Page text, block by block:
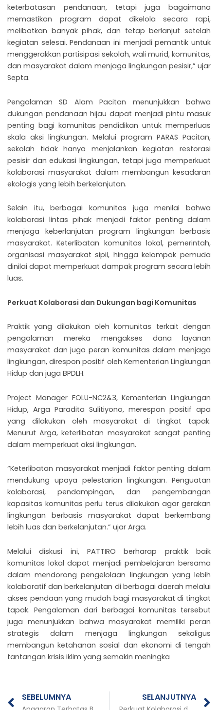
keterbatasan pendanaan, tetapi juga bagaimana
memastikan program dapat dikelola secara rapi,
melibatkan banyak pihak, dan tetap berlanjut setelah
kegiatan selesai. Pendanaan ini menjadi pemantik untuk
menggerakkan partisipasi sekolah, wali murid, komunitas,
dan masyarakat dalam menjaga lingkungan pesisir,” ujar
Septa.
Pengalaman SD Alam Pacitan menunjukkan bahwa
dukungan pendanaan hijau dapat menjadi pintu masuk
penting bagi komunitas pendidikan untuk memperluas
skala aksi lingkungan. Melalui program PARAS Pacitan,
sekolah tidak hanya menjalankan kegiatan restorasi
pesisir dan edukasi lingkungan, tetapi juga memperkuat
kolaborasi masyarakat dalam membangun kesadaran
ekologis yang lebih berkelanjutan.
Selain itu, berbagai komunitas juga menilai bahwa
kolaborasi lintas pihak menjadi faktor penting dalam
menjaga keberlanjutan program lingkungan berbasis
masyarakat. Keterlibatan komunitas lokal, pemerintah,
organisasi masyarakat sipil, hingga kelompok pemuda
dinilai dapat memperkuat dampak program secara lebih
luas.
Perkuat Kolaborasi dan Dukungan bagi Komunitas
Praktik yang dilakukan oleh komunitas terkait dengan
pengalaman mereka mengakses dana layanan
masyarakat dan juga peran komunitas dalam menjaga
lingkungan, direspon positif oleh Kementerian Lingkungan
Hidup dan juga BPDLH.
Project Manager FOLU-NC2&3, Kementerian Lingkungan
Hidup, Arga Paradita Sulitiyono, merespon positif apa
yang dilakukan oleh masyarakat di tingkat tapak.
Menurut Arga, keterlibatan masyarakat sangat penting
dalam memperkuat aksi lingkungan.
“Keterlibatan masyarakat menjadi faktor penting dalam
mendukung upaya pelestarian lingkungan. Penguatan
kolaborasi, pendampingan, dan pengembangan
kapasitas komunitas perlu terus dilakukan agar gerakan
lingkungan berbasis masyarakat dapat berkembang
lebih luas dan berkelanjutan.” ujar Arga.
Melalui diskusi ini, PATTIRO berharap praktik baik
komunitas lokal dapat menjadi pembelajaran bersama
dalam mendorong pengelolaan lingkungan yang lebih
kolaboratif dan berkelanjutan di berbagai daerah melalui
akses pendaan yang mudah bagi masyarakat di tingkat
tapak. Pengalaman dari berbagai komunitas tersebut
juga menunjukkan bahwa masyarakat memiliki peran
strategis dalam menjaga lingkungan sekaligus
membangun ketahanan sosial dan ekonomi di tengah
tantangan krisis iklim yang semakin meningka
Prev
SEBELUMNYA SELANJUTNYA